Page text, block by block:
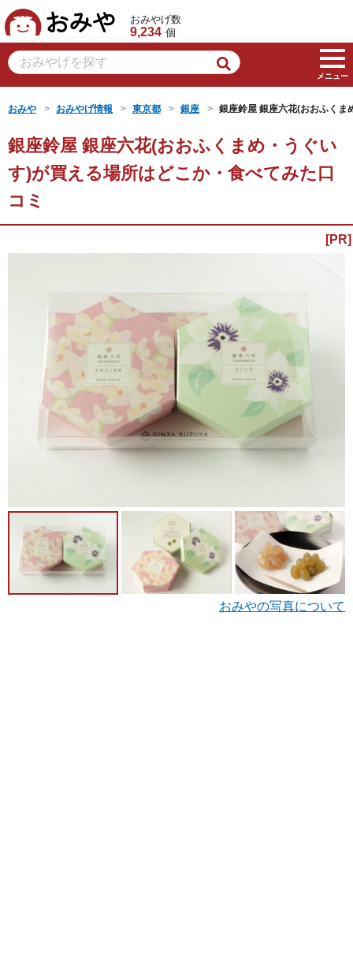
おみや
おみやげ数
9,234 個
メニュー
おみや おみやげ情報 東京都 銀座 銀座鈴屋 銀座六花(おおふくま
銀座鈴屋 銀座六花(おおふくまめ・うぐい
す)が買える場所はどこか・食べてみた口
コミ
おみやの写真について